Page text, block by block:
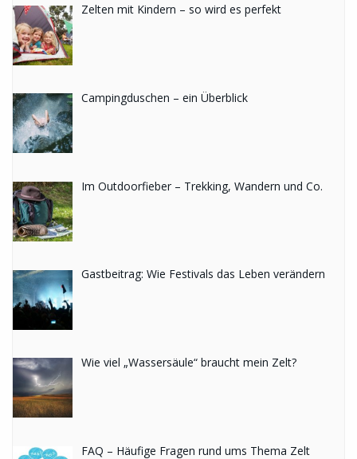
Zelten mit Kindern – so wird es perfekt
Campingduschen – ein Überblick
Im Outdoorfieber – Trekking, Wandern und Co.
Gastbeitrag: Wie Festivals das Leben verändern
Wie viel „Wassersäule“ braucht mein Zelt?
FAQ – Häufige Fragen rund ums Thema Zelt